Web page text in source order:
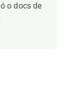
o docs de